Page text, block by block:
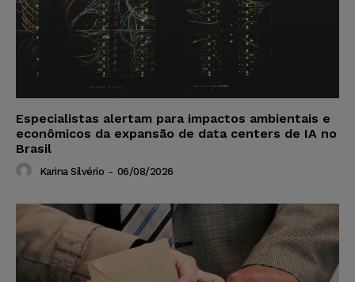
Especialistas alertam para impactos ambientais e
econômicos da expansão de data centers de IA no
Brasil
Karina Silvério - 06/08/2026